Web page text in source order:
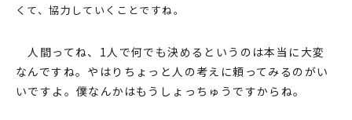
くて、協⼒していくことですね。
⼈間ってね、1⼈で何でも決めるというのは本当に⼤変
なんですね。やはりちょっと⼈の考えに頼ってみるのがい
いですよ。僕なんかはもうしょっちゅうですからね。